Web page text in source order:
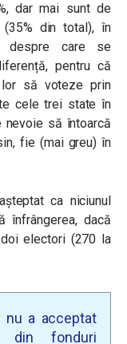
dar mai sunt de
din total), în
despre care se
pentru că
lor să voteze prin
cele trei state în
nevoie să întoarcă
fie (mai greu) în
ca niciunul
înfrângerea, dacă
electori (270 la
nu a acceptat
din fonduri